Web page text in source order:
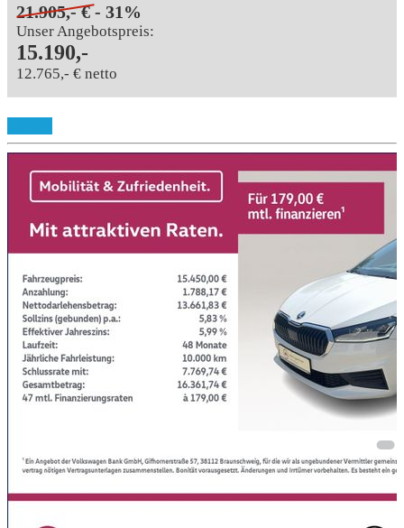
21.905,- € - 31%
Unser Angebotspreis:
15.190,-
12.765,- € netto